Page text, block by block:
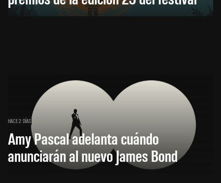
HACE 2 DÍAS
Amy Pascal adelanta cuándo
anunciarán al nuevo James Bond